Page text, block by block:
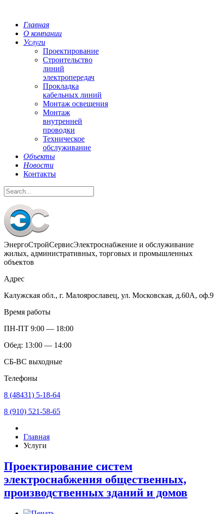
Главная
О компании
Услуги
Проектирование
Строительство
линий
электропередач
Прокладка
кабельных линий
Монтаж освещения
Монтаж
внутренней
проводки
Техническое
обслуживание
Объекты
Новости
Контакты
ЭнергоСтройСервисЭлектроснабжение и обслуживание
жилых, административных, торговых и промышленных
объектов
Адрес
Калужская обл., г. Малоярославец, ул. Московская, д.60А, оф.9
Время работы
ПН-ПТ 9:00 — 18:00
Обед: 13:00 — 14:00
СБ-ВС выходные
Телефоны
8 (48431) 5-18-64
8 (910) 521-58-65
Главная
Услуги
Проектирование систем
электроснабжения общественных,
производственных зданий и домов